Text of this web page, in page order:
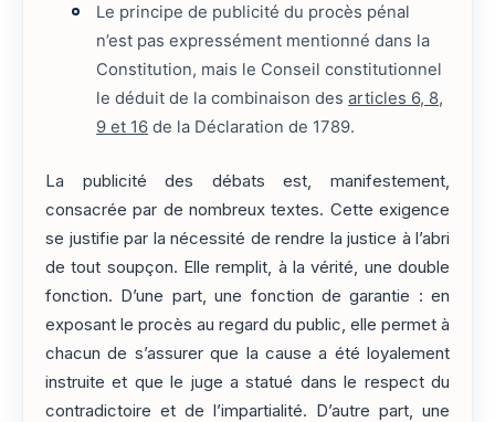
Le principe de publicité du procès pénal
n’est pas expressément mentionné dans la
Constitution, mais le Conseil constitutionnel
le déduit de la combinaison desarticles 6, 8,
9 et 16 de la Déclaration de 1789.
La publicité des débats est, manifestement,
consacrée par de nombreux textes. Cette exigence
se justifie par la nécessité de rendre la justice à l’abri
de tout soupçon. Elle remplit, à la vérité, une double
fonction. D’une part, une fonction de garantie : en
exposant le procès au regard du public, elle permet à
chacun de s’assurer que la cause a été loyalement
instruite et que le juge a statué dans le respect du
contradictoire et de l’impartialité. D’autre part, une